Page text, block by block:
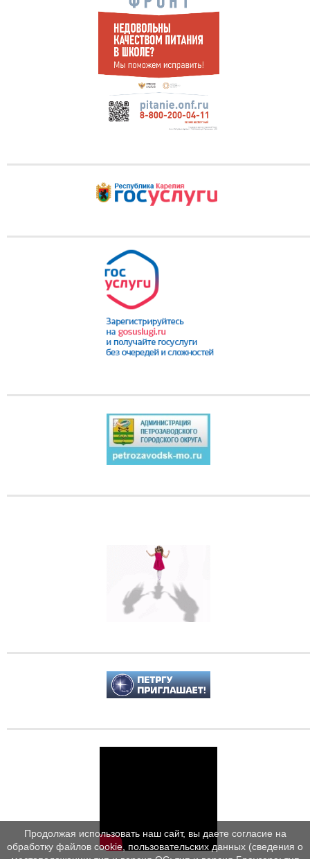
Продолжая использовать наш сайт, вы даете согласие на
обработку файлов cookie, пользовательских данных (сведения о